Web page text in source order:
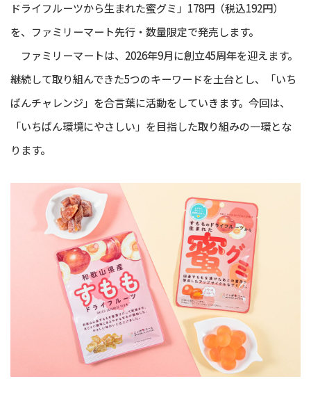
ドライフルーツから生まれた蜜グミ」178円（税込192円）
を、ファミリーマート先行・数量限定で発売します。
ファミリーマートは、2026年9月に創立45周年を迎えます。
継続して取り組んできた5つのキーワードを土台とし、「いち
ばんチャレンジ」を合言葉に活動をしていきます。今回は、
「いちばん環境にやさしい」を目指した取り組みの一環とな
ります。